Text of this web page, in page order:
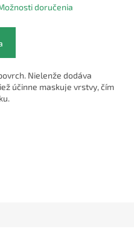
doručenia
Nielenže dodáva
účinne maskuje vrstvy, čím